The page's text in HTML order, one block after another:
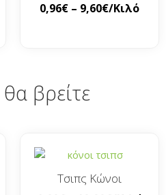
0,96€ – 9,60€/Κιλό
βρείτε
Τσιπς Κώνοι